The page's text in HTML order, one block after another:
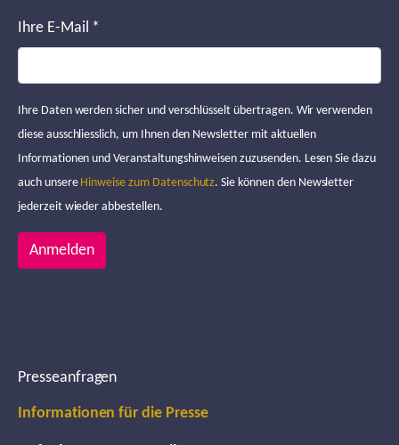
Ihre E-Mail *
Ihre Daten werden sicher und verschlüsselt übertragen. Wir verwenden
diese ausschliesslich, um Ihnen den Newsletter mit aktuellen
Informationen und Veranstaltungshinweisen zuzusenden. Lesen Sie dazu
auch unsere Hinweise zum Datenschutz. Sie können den Newsletter
jederzeit wieder abbestellen.
Anmelden
Presseanfragen
Informationen für die Presse